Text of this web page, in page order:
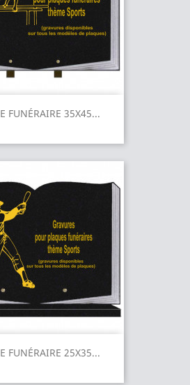
FUNÉRAIRE 35X45...
FUNÉRAIRE 25X35...